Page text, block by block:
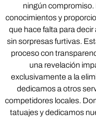
ningún
conocimientos y
que hace falta para
sin sorpresas furtivas.
proceso con
una revelación
exclusivamente a la
dedicamos a otros
competidores locales.
tatuajes y dedicamos